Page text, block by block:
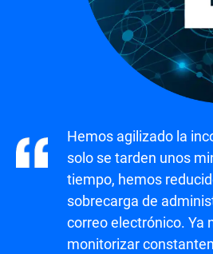
Hemos agilizado la
solo se tarden unos
tiempo, hemos
sobrecarga de
correo electrónico. Ya
monitorizar